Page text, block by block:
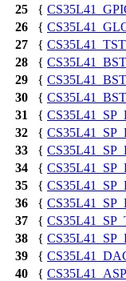
25
{
26
{
27
{
28
{
29
{
30
{
31
{
32
{
33
{
34
{
35
{
36
{
37
{
38
{
39
{
40
{